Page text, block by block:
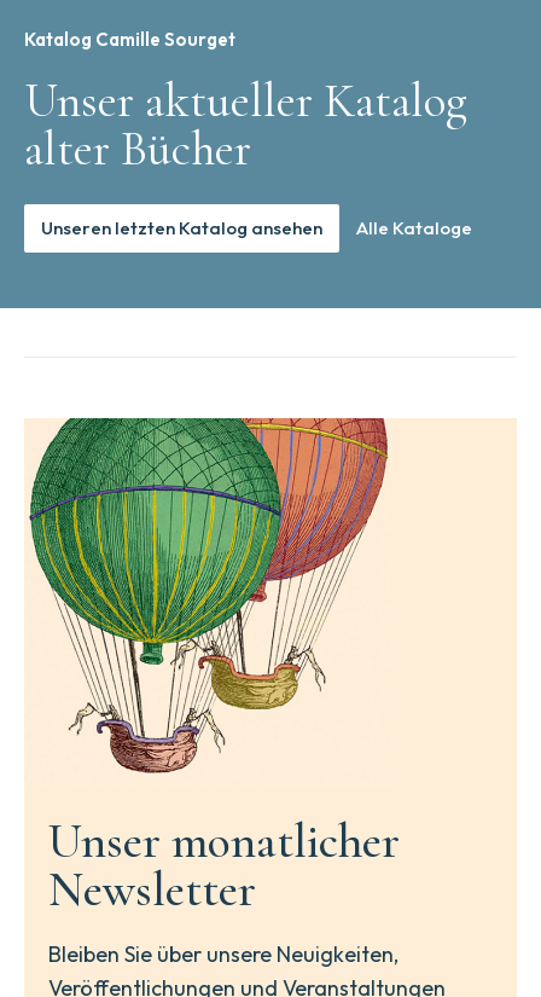
Katalog Camille Sourget
Unser aktueller Katalog
alter Bücher
Unseren letzten Katalog ansehen Alle Kataloge
Unser monatlicher
Newsletter
Bleiben Sie über unsere Neuigkeiten,
Veröffentlichungen und Veranstaltungen